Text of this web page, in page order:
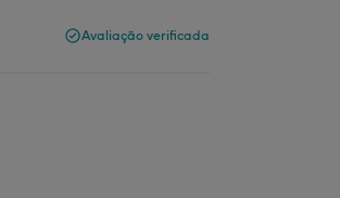
Avaliação verificada